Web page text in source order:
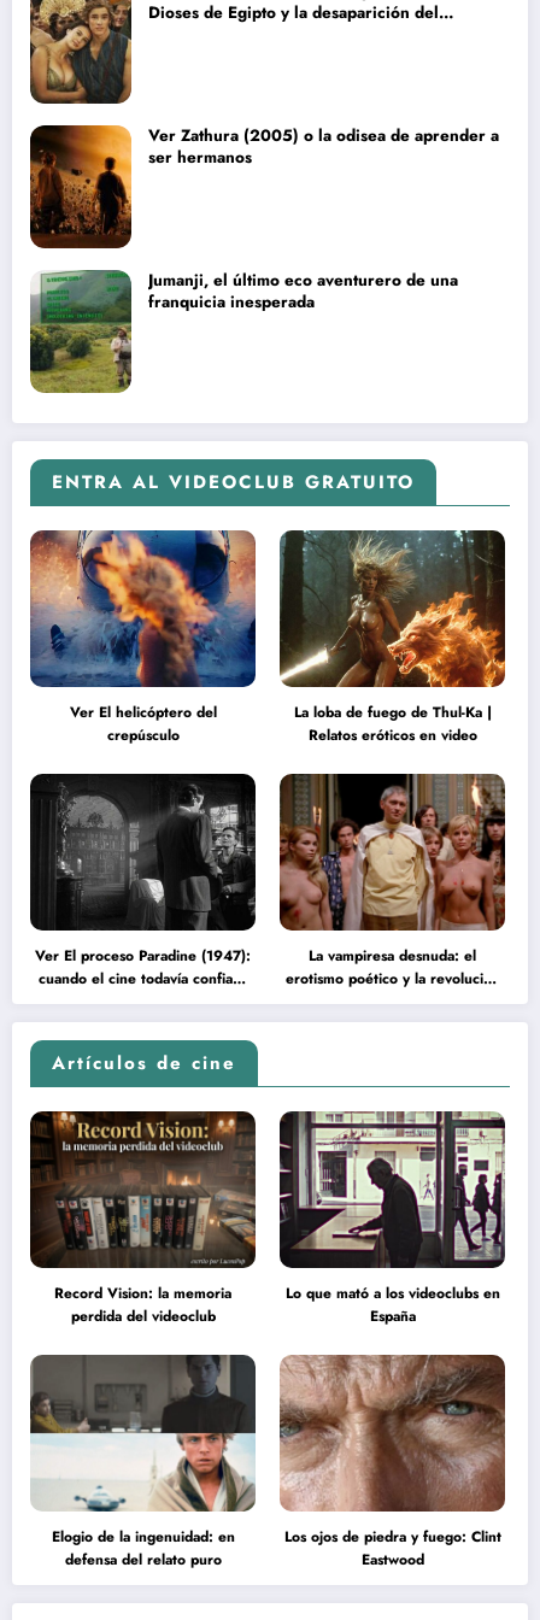
Dioses de Egipto y la desaparición del
Ver Zathura (2005) o la odisea de aprender a
ser hermanos
Jumanji, el último eco aventurero de una
franquicia inesperada
ENTRA AL VIDEOCLUB GRATUITO
Ver El helicóptero del
crepúsculo
La loba de fuego de Thul-Ka |
Relatos eróticos en video
Ver El proceso Paradine (1947):
cuando el cine todavía confiaba
en la inteligencia del espectador
La vampiresa desnuda: el
erotismo poético y la revolución
psicodélica de Jean Rollin
Artículos de cine
Record Vision: la memoria
perdida del videoclub
Lo que mató a los videoclubs en
España
Elogio de la ingenuidad: en
defensa del relato puro
Los ojos de piedra y fuego: Clint
Eastwood